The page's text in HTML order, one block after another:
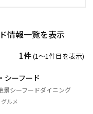
情報一覧を表示
1件(1〜1件目を表示)
シーフード
景シーフードダイニング
グルメ